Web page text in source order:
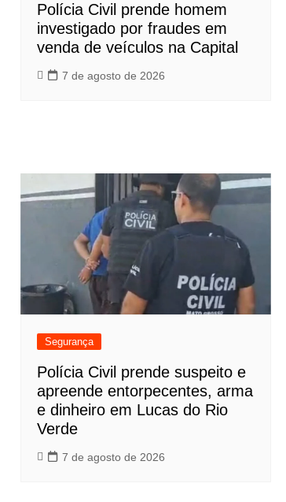
Polícia Civil prende homem
investigado por fraudes em
venda de veículos na Capital
7 de agosto de 2026
Segurança
Polícia Civil prende suspeito e
apreende entorpecentes, arma
e dinheiro em Lucas do Rio
Verde
7 de agosto de 2026